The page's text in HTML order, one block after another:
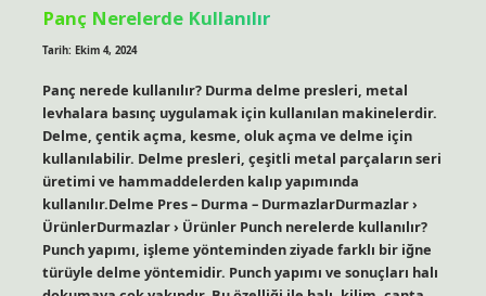
Panç Nerelerde Kullanılır
Tarih: Ekim 4, 2024
Panç nerede kullanılır? Durma delme presleri, metal
levhalara basınç uygulamak için kullanılan makinelerdir.
Delme, çentik açma, kesme, oluk açma ve delme için
kullanılabilir. Delme presleri, çeşitli metal parçaların seri
üretimi ve hammaddelerden kalıp yapımında
kullanılır.Delme Pres – Durma – DurmazlarDurmazlar ›
ÜrünlerDurmazlar › Ürünler Punch nerelerde kullanılır?
Punch yapımı, işleme yönteminden ziyade farklı bir iğne
türüyle delme yöntemidir. Punch yapımı ve sonuçları halı